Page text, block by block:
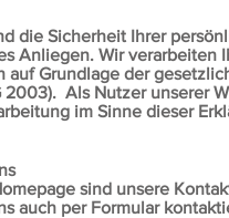
die Sicherheit Ihrer
Anliegen. Wir verarbeiten
auf Grundlage der
2003). Als Nutzer unserer
im Sinne dieser
sind unsere
auch per Formular